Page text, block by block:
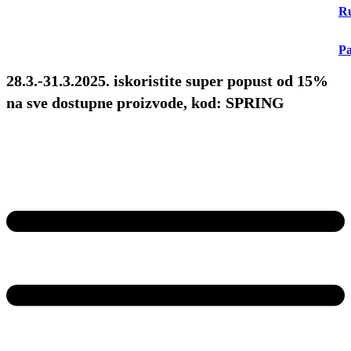
28.3.-31.3.2025. iskoristite super popust od 15%
na sve dostupne proizvode, kod: SPRING